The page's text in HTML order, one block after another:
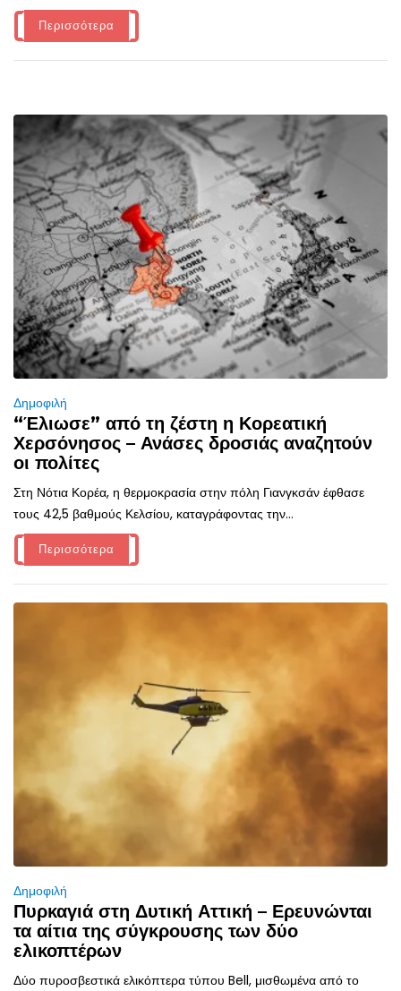
Περισσότερα
Δημοφιλή
“Έλιωσε” από τη ζέστη η Κορεατική
Χερσόνησος – Ανάσες δροσιάς αναζητούν
οι πολίτες
Στη Νότια Κορέα, η θερμοκρασία στην πόλη Γιανγκσάν έφθασε
τους 42,5 βαθμούς Κελσίου, καταγράφοντας την...
Περισσότερα
Δημοφιλή
Πυρκαγιά στη Δυτική Αττική – Ερευνώνται
τα αίτια της σύγκρουσης των δύο
ελικοπτέρων
Δύο πυροσβεστικά ελικόπτερα τύπου Bell, μισθωμένα από το